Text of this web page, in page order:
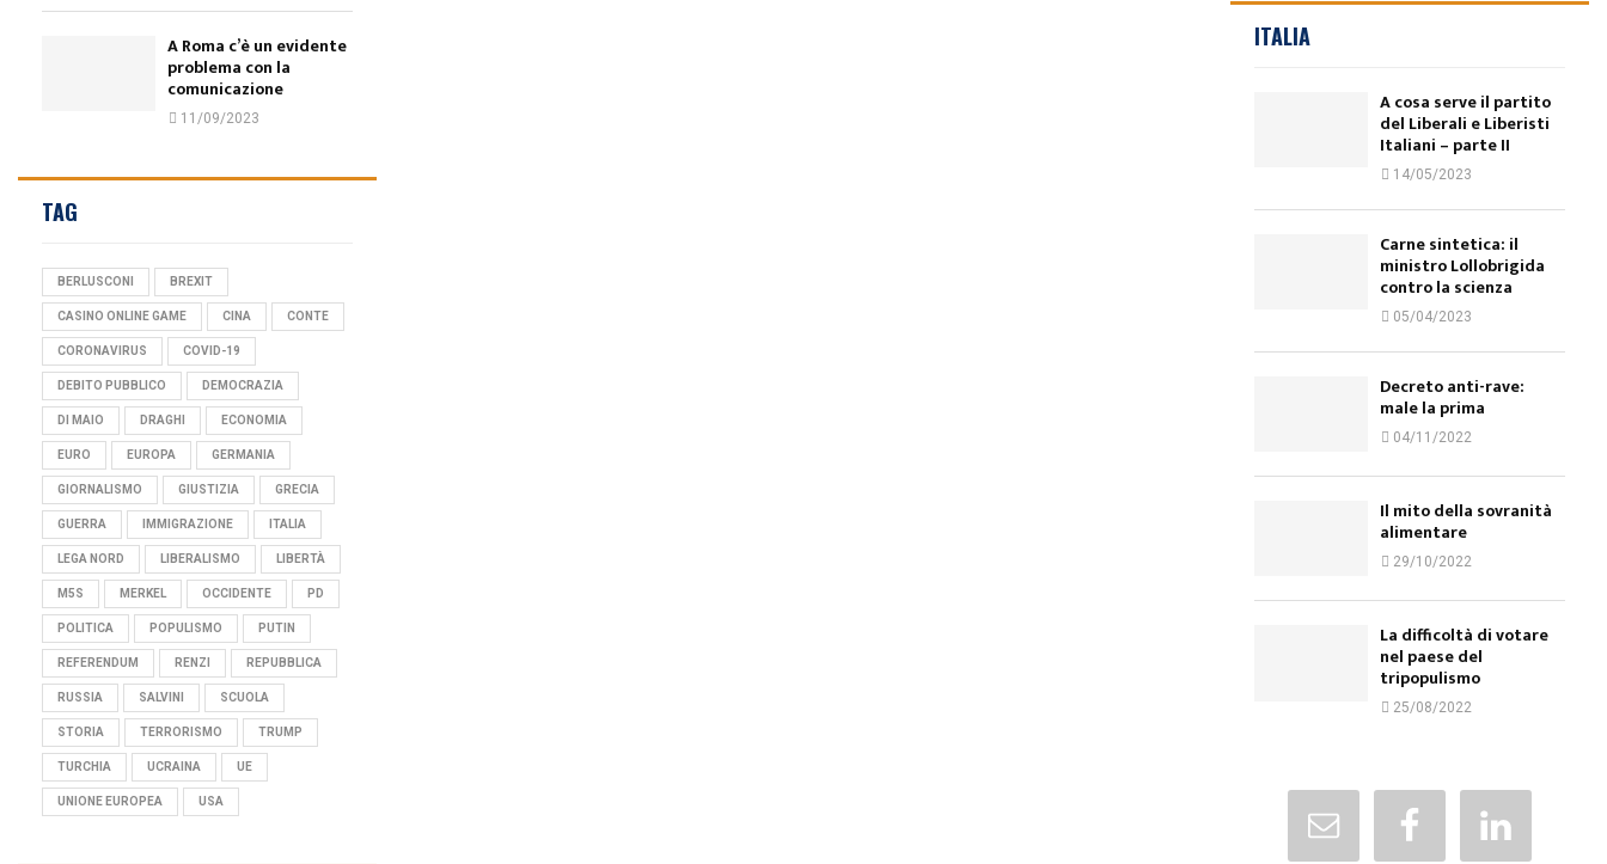
A Roma c’è un evidente
problema con la
comunicazione
11/09/2023
TAG
BERLUSCONI BREXIT
CASINO ONLINE GAME CINA CONTE
CORONAVIRUS COVID-19
DEBITO PUBBLICO DEMOCRAZIA
DI MAIO DRAGHI ECONOMIA
EURO EUROPA GERMANIA
GIORNALISMO GIUSTIZIA GRECIA
GUERRA IMMIGRAZIONE ITALIA
LEGA NORD LIBERALISMO LIBERTÀ
M5S MERKEL OCCIDENTE PD
POLITICA POPULISMO PUTIN
REFERENDUM RENZI REPUBBLICA
RUSSIA SALVINI SCUOLA
STORIA TERRORISMO TRUMP
TURCHIA UCRAINA UE
UNIONE EUROPEA USA
ITALIA
A cosa serve il partito
del Liberali e Liberisti
Italiani – parte II
14/05/2023
Carne sintetica: il
ministro Lollobrigida
contro la scienza
05/04/2023
Decreto anti-rave:
male la prima
04/11/2022
Il mito della sovranità
alimentare
29/10/2022
La difficoltà di votare
nel paese del
tripopulismo
25/08/2022